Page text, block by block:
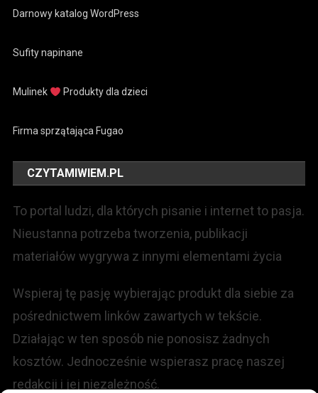
Darnowy katalog WordPress
Sufity napinane
Mulinek Produkty dla dzieci
Firma sprzątająca Fugao
CZYTAMIWIEM.PL
To portal ludzi, dla których pisanie i internet to pasja.
Nieustanna potrzeba tworzenia, publikacji
materiałów wygrywa z innymi elementami życia
Wspieraj tę pasję wybierając produkt dla siebie za
pośrednictwem linków zawartych w tekście.
Działając w ten sposób nie ponosisz żadnych
kosztów. Jednocześnie wspierasz pracę naszej
redakcji i jej niezależność.